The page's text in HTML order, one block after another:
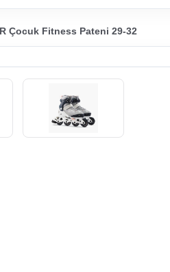
Çocuk Fitness Pateni 29-32